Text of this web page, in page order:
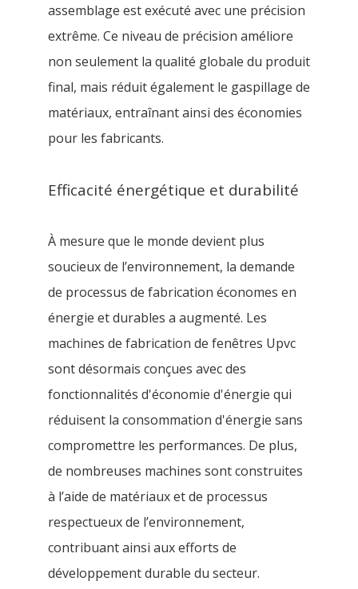
assemblage est exécuté avec une précision
extrême. Ce niveau de précision améliore
non seulement la qualité globale du produit
final, mais réduit également le gaspillage de
matériaux, entraînant ainsi des économies
pour les fabricants.
Efficacité énergétique et durabilité
À mesure que le monde devient plus
soucieux de l’environnement, la demande
de processus de fabrication économes en
énergie et durables a augmenté. Les
machines de fabrication de fenêtres Upvc
sont désormais conçues avec des
fonctionnalités d'économie d'énergie qui
réduisent la consommation d'énergie sans
compromettre les performances. De plus,
de nombreuses machines sont construites
à l’aide de matériaux et de processus
respectueux de l’environnement,
contribuant ainsi aux efforts de
développement durable du secteur.